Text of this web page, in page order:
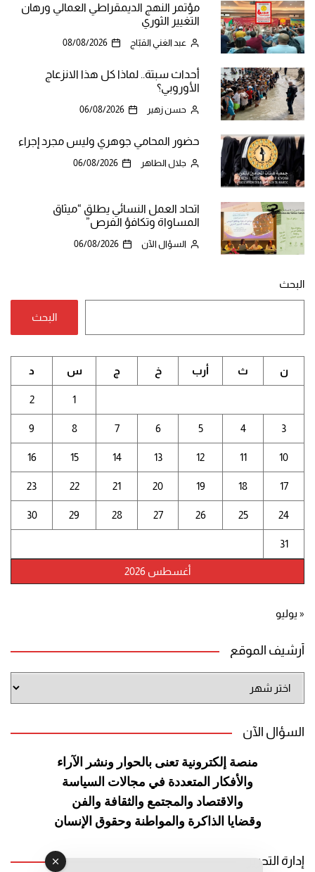
مؤتمر النهج الديمقراطي العمالي ورهان
التغيير الثوري
عبد الغني القبّاج 08/08/2026
أحداث سبتة.. لماذا كل هذا الانزعاج
الأوروبي؟
حسن زهير 06/08/2026
حضور المحامي جوهري وليس مجرد إجراء
جلال الطاهر 06/08/2026
اتحاد العمل النسائي يطلق “ميثاق
المساواة وتكافؤ الفرص”
السؤال الآن 06/08/2026
البحث
البحث
أغسطس 2026
ن ث أرب خ ج س د
1
2
3
4
5
6
7
8
9
10
11
12
13
14
15
16
17
18
19
20
21
22
23
24
25
26
27
28
29
30
31
« يوليو
أرشيف الموقع
الموقع
السؤال الآن
منصة إلكترونية تعنى بالحوار ونشر الآراء
والأفكار المتعددة في مجالات السياسة
والاقتصاد والمجتمع والثقافة والفن
وقضايا الذاكرة والمواطنة وحقوق الإنسان
إدارة التحرير